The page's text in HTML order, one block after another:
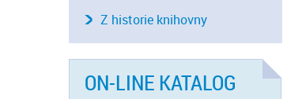
Z historie knihovny
ON-LINE KATALOG